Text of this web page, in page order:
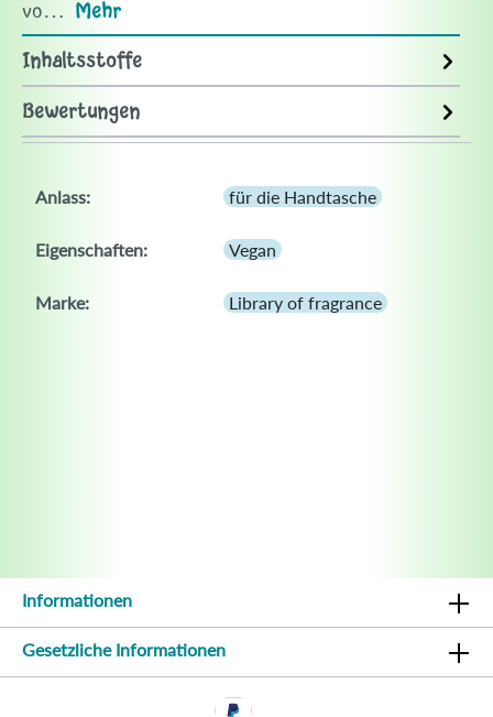
vo… Mehr
Inhaltsstoffe
Bewertungen
Anlass: für die Handtasche
Eigenschaften: Vegan
Marke: Library of fragrance
Informationen
Gesetzliche Informationen